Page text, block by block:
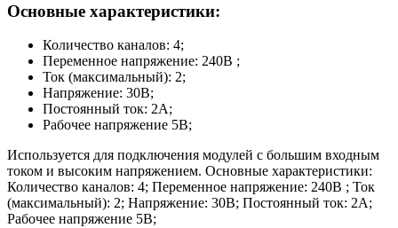
Основные характеристики:
Количество каналов: 4;
Переменное напряжение: 240В ;
Ток (максимальный): 2;
Напряжение: 30В;
Постоянный ток: 2А;
Рабочее напряжение 5В;
Используется для подключения модулей с большим входным
током и высоким напряжением. Основные характеристики:
Количество каналов: 4; Переменное напряжение: 240В ; Ток
(максимальный): 2; Напряжение: 30В; Постоянный ток: 2А;
Рабочее напряжение 5В;